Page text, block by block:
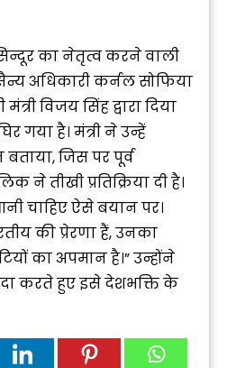
का नेतृत्व करने वाली
अधिकारी कर्नल सोफिया
विजय सिंह द्वारा दिया
गया है। मंत्री ने उन्हें
जिस पर पूर्व
ने तीखी प्रतिक्रिया दी है।
चाहिए ऐसे बयान पर।
की प्रेरणा हैं, उनका
का अपमान है।” उन्होंने
करते हुए इसे देशभक्ति के